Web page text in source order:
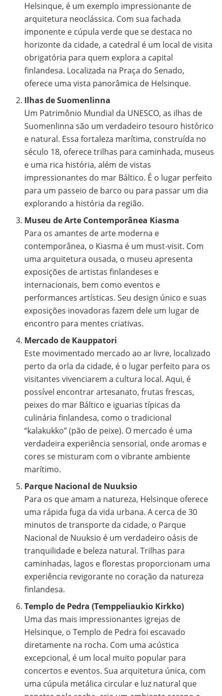
Helsinque, é um exemplo impressionante de
arquitetura neoclássica. Com sua fachada
imponente e cúpula verde que se destaca no
horizonte da cidade, a catedral é um local de visita
obrigatória para quem explora a capital
finlandesa. Localizada na Praça do Senado,
oferece uma vista panorâmica de Helsinque.
Ilhas de Suomenlinna
Um Patrimônio Mundial da UNESCO, as ilhas de
Suomenlinna são um verdadeiro tesouro histórico
e natural. Essa fortaleza marítima, construída no
século 18, oferece trilhas para caminhada, museus
e uma rica história, além de vistas
impressionantes do mar Báltico. É o lugar perfeito
para um passeio de barco ou para passar um dia
explorando a história da região.
Museu de Arte Contemporânea Kiasma
Para os amantes de arte moderna e
contemporânea, o Kiasma é um must-visit. Com
uma arquitetura ousada, o museu apresenta
exposições de artistas finlandeses e
internacionais, bem como eventos e
performances artísticas. Seu design único e suas
exposições inovadoras fazem dele um lugar de
encontro para mentes criativas.
Mercado de Kauppatori
Este movimentado mercado ao ar livre, localizado
perto da orla da cidade, é o lugar perfeito para os
visitantes vivenciarem a cultura local. Aqui, é
possível encontrar artesanato, frutas frescas,
peixes do mar Báltico e iguarias típicas da
culinária finlandesa, como o tradicional
“kalakukko” (pão de peixe). O mercado é uma
verdadeira experiência sensorial, onde aromas e
cores se misturam com o vibrante ambiente
marítimo.
Parque Nacional de Nuuksio
Para os que amam a natureza, Helsinque oferece
uma rápida fuga da vida urbana. A cerca de 30
minutos de transporte da cidade, o Parque
Nacional de Nuuksio é um verdadeiro oásis de
tranquilidade e beleza natural. Trilhas para
caminhadas, lagos e florestas proporcionam uma
experiência revigorante no coração da natureza
finlandesa.
Templo de Pedra (Temppeliaukio Kirkko)
Uma das mais impressionantes igrejas de
Helsinque, o Templo de Pedra foi escavado
diretamente na rocha. Com uma acústica
excepcional, é um local muito popular para
concertos e eventos. Sua arquitetura única, com
uma cúpula metálica circular e luz natural que